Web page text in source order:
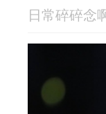
日常碎碎念